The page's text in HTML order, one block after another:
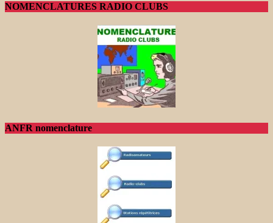
NOMENCLATURES RADIO CLUBS
ANFR nomenclature